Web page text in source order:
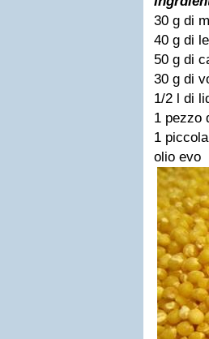
30 g di
40 g di
50 g di
30 g di
1/2 l di
1 pezzo
1
olio evo